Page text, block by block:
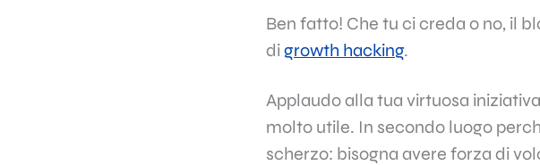
Ben fatto! Che tu ci creda o no, il
digrowth hacking.
Applaudo alla tua virtuosa
molto utile. In secondo luogo
scherzo: bisogna avere forza di